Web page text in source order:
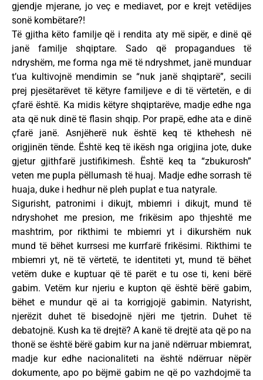
gjendje mjerane, jo veç e mediavet, por e krejt vetëdijes
sonë kombëtare?!
Të gjitha këto familje që i rendita aty më sipër, e dinë që
janë familje shqiptare. Sado që propagandues të
ndryshëm, me forma nga më të ndryshmet, janë munduar
t’ua kultivojnë mendimin se “nuk janë shqiptarë”, secili
prej pjesëtarëvet të këtyre familjeve e di të vërtetën, e di
çfarë është. Ka midis këtyre shqiptarëve, madje edhe nga
ata që nuk dinë të flasin shqip. Por prapë, edhe ata e dinë
çfarë janë. Asnjëherë nuk është keq të kthehesh në
origjinën tënde. Është keq të ikësh nga origjina jote, duke
gjetur gjithfarë justifikimesh. Është keq ta “zbukurosh”
veten me pupla pëllumash të huaj. Madje edhe sorrash të
huaja, duke i hedhur në pleh puplat e tua natyrale.
Sigurisht, patronimi i dikujt, mbiemri i dikujt, mund të
ndryshohet me presion, me frikësim apo thjeshtë me
mashtrim, por rikthimi te mbiemri yt i dikurshëm nuk
mund të bëhet kurrsesi me kurrfarë frikësimi. Rikthimi te
mbiemri yt, në të vërtetë, te identiteti yt, mund të bëhet
vetëm duke e kuptuar që të parët e tu ose ti, keni bërë
gabim. Vetëm kur njeriu e kupton që është bërë gabim,
bëhet e mundur që ai ta korrigjojë gabimin. Natyrisht,
njerëzit duhet të bisedojnë njëri me tjetrin. Duhet të
debatojnë. Kush ka të drejtë? A kanë të drejtë ata që po na
thonë se është bërë gabim kur na janë ndërruar mbiemrat,
madje kur edhe nacionaliteti na është ndërruar nëpër
dokumente, apo po bëjmë gabim ne që po vazhdojmë ta